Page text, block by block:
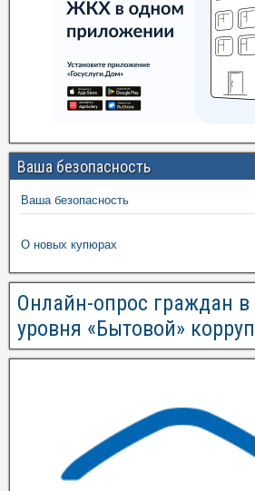
Ваша безопасность
Ваша безопасность
О новых купюрах
Онлайн-опрос граждан в
уровня «Бытовой»